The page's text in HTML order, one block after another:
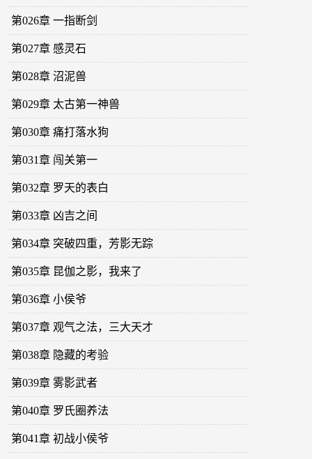
第026章 一指断剑
第027章 感灵石
第028章 沼泥兽
第029章 太古第一神兽
第030章 痛打落水狗
第031章 闯关第一
第032章 罗天的表白
第033章 凶吉之间
第034章 突破四重，芳影无踪
第035章 昆伽之影，我来了
第036章 小侯爷
第037章 观气之法，三大天才
第038章 隐藏的考验
第039章 雾影武者
第040章 罗氏圈养法
第041章 初战小侯爷